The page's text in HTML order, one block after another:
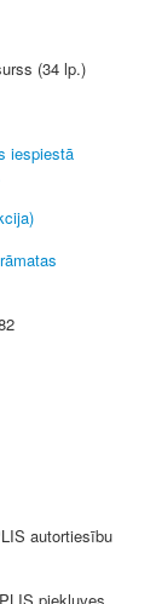
(34 lp.)
iespiestā
autortiesību